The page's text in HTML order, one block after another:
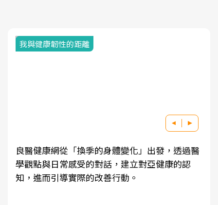
我與健康韌性的距離
良醫健康網從「換季的身體變化」出發，透過醫
學觀點與日常感受的對話，建立對亞健康的認
知，進而引導實際的改善行動。